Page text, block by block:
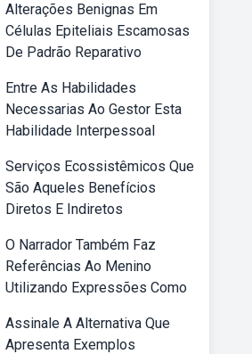
Alterações Benignas Em
Células Epiteliais Escamosas
De Padrão Reparativo
Entre As Habilidades
Necessarias Ao Gestor Esta
Habilidade Interpessoal
Serviços Ecossistêmicos Que
São Aqueles Benefícios
Diretos E Indiretos
O Narrador Também Faz
Referências Ao Menino
Utilizando Expressões Como
Assinale A Alternativa Que
Apresenta Exemplos